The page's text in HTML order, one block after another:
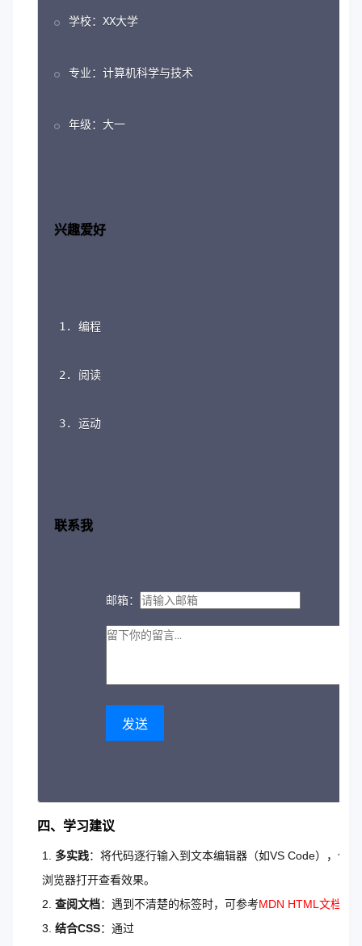
学校：XX大学
专业：计算机科学与技术
年级：大一
兴趣爱好
编程
阅读
运动
联系我
邮箱：
发送
四、学习建议
多实践：将代码逐行输入到文本编辑器（如VS Code），保
浏览器打开查看效果。
查阅文档：遇到不清楚的标签时，可参考MDN HTML文档
结合CSS：通过